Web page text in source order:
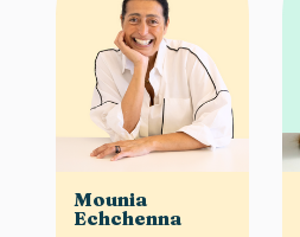
Mounia
Echchenna